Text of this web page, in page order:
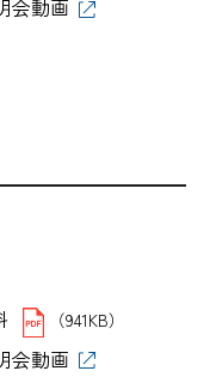
会動画
（941KB）
会動画